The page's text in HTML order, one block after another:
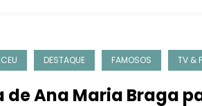
DESTAQUE FAMOSOS TV &
de Ana Maria Braga